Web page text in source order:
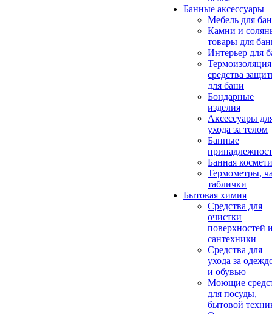
Банные аксессуары
Мебель для
Камни и
товары для
Интерьер для
средства
для бани
Бондарные
изделия
Аксеcсуары
ухода за телом
Банные
Банная
Термометры,
таблички
Бытовая химия
Средства для
очистки
поверхностей
сантехники
Средства для
ухода за
и обувью
Моющие
для посуды,
бытовой